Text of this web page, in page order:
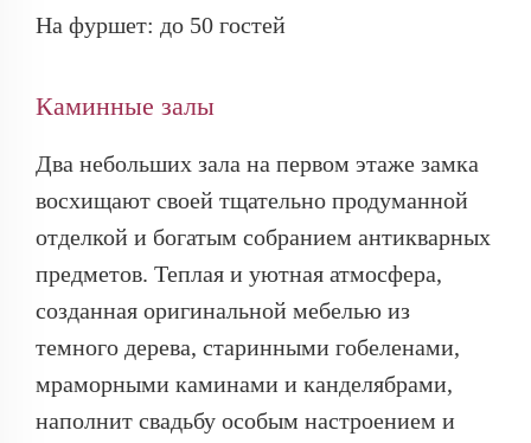
На фуршет: до 50 гостей
Каминные залы
Два небольших зала на первом этаже замка
восхищают своей тщательно продуманной
отделкой и богатым собранием антикварных
предметов. Теплая и уютная атмосфера,
созданная оригинальной мебелью из
темного дерева, старинными гобеленами,
мраморными каминами и канделябрами,
наполнит свадьбу особым настроением и